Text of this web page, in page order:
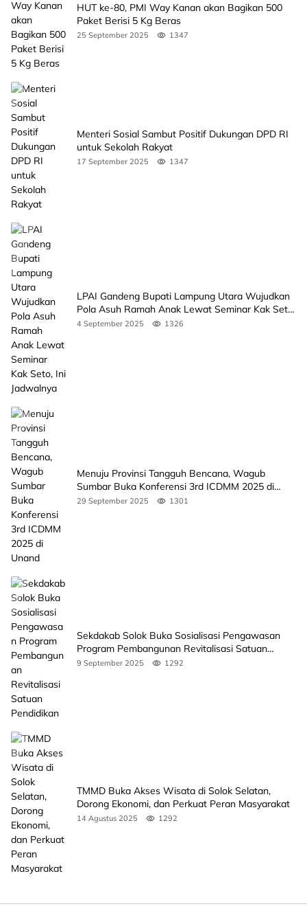
HUT ke-80, PMI Way Kanan akan Bagikan 500
Paket Berisi 5 Kg Beras
25 September 2025 1347
Menteri Sosial Sambut Positif Dukungan DPD RI
untuk Sekolah Rakyat
17 September 2025 1347
LPAI Gandeng Bupati Lampung Utara Wujudkan
Pola Asuh Ramah Anak Lewat Seminar Kak Seto,
Ini Jadwalnya
4 September 2025 1326
Menuju Provinsi Tangguh Bencana, Wagub
Sumbar Buka Konferensi 3rd ICDMM 2025 di
Unand
29 September 2025 1301
Sekdakab Solok Buka Sosialisasi Pengawasan
Program Pembangunan Revitalisasi Satuan
Pendidikan
9 September 2025 1292
TMMD Buka Akses Wisata di Solok Selatan,
Dorong Ekonomi, dan Perkuat Peran Masyarakat
14 Agustus 2025 1292